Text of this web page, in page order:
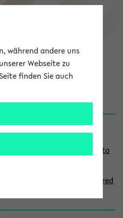
eKVV
Links
Use the combination search to
How to indicate courses offered
während andere uns
Webseite zu
finden Sie auch